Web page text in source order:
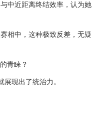
中近距离终结效率，认为她
相中，这种极致反差，无疑
青睐？
现出了统治力。